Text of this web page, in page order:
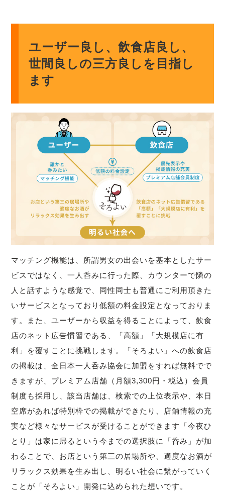
ユーザー良し、飲食店良し、
世間良しの三方良しを目指し
ます
マッチング機能は、所謂男女の出会いを基本としたサー
ビスではなく、一人呑みに行った際、カウンターで隣の
人と話すような感覚で、同性同士も普通にご利用頂きた
いサービスとなっており低額の料金設定となっておりま
す。また、ユーザーから収益を得ることによって、飲食
店のネット広告慣習である、「高額」「大規模店に有
利」を覆すことに挑戦します。「そろよい」への飲食店
の掲載は、全日本一人呑み協会に加盟をすれば無料でで
きますが、プレミアム店舗（月額3,300円・税込）会員
制度も採用し、該当店舗は、検索での上位表示や、本日
空席があれば特別枠での掲載ができたり、店舗情報の充
実など様々なサービスが受けることができます「今夜ひ
とり」は家に帰るという今までの選択肢に「呑み」が加
わることで、お店という第三の居場所や、適度なお酒が
リラックス効果を生み出し、明るい社会に繋がっていく
ことが「そろよい」開発に込められた想いです。